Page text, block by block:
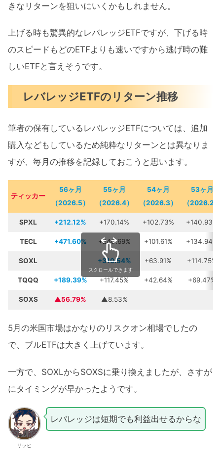
きなリターンを狙いにいくかもしれません。
上げる時も驚異的なレバレッジETFですが、下げる時
のスピードもどのETFよりも速いですから逃げ時の難
しいETFと言えそうです。
レバレッジETFのリターン推移
筆者の保有しているレバレッジETFについては、追加
購入などもしているため純粋なリターンとは異なりま
すが、毎月の推移を記録しておこうと思います。
ティッカー
56ヶ月
（2026.5）
55ヶ月
（2026.4）
54ヶ月
（2026.3）
53ヶ月
（2026.2）
SPXL +212.12% +170.14% +102.73% +140.93%
TECL +471.60% +240.69% +101.61% +134.94%
SOXL +310.54% +63.91% +114.75%
TQQQ +189.39% +117.45% +42.64% +69.47%
SOXS ▲56.79% ▲8.53%
スクロールできます
5月の米国市場はかなりのリスクオン相場でしたの
で、ブルETFは大きく上げています。
一方で、SOXLからSOXSに乗り換えましたが、さすが
にタイミングが早かったようです。
リッヒ
レバレッジは短期でも利益出せるからな